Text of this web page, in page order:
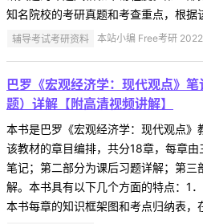
知名院校的考研真题和考查重点，根据
辅导考试考研资料 本站小编 Free考研
巴罗《宏观经济学：现代观点》
题）详解【附高清视频讲解】
本书是巴罗《宏观经济学：现代观点》
该教材的章目编排，共分18章，每章
笔记；第二部分为课后习题详解；第三
解。本书具有以下几个方面的特点：1
本书每章的知识框架图和考点归纳表，